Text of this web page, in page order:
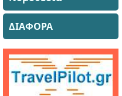
ΔΙΑΦΟΡΑ